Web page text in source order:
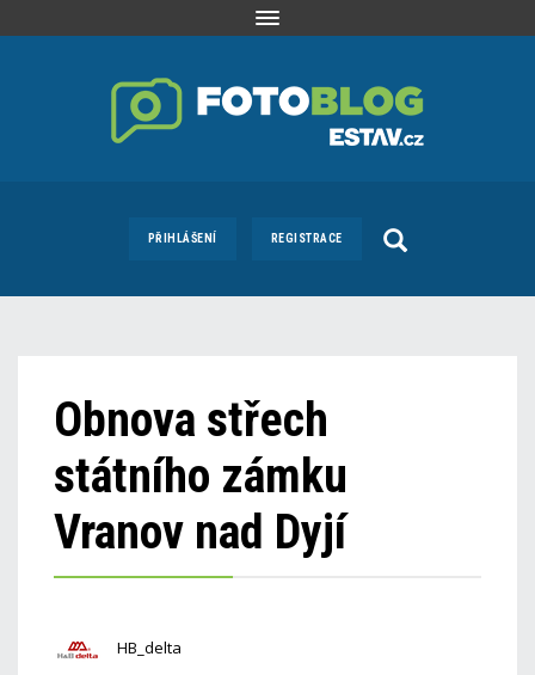
Toggle
PŘIHLÁŠENÍ REGISTRACE
Obnova střech
státního zámku
Vranov nad Dyjí
HB_delta